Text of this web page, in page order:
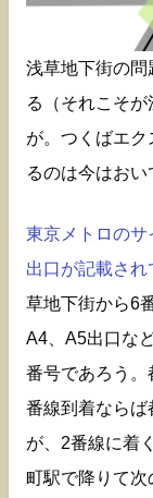
浅草地下街の問
る（それこそ
が。つくばエ
るのは今はおい
東京メトロのサ
出口が記載され
草地下街から6
A4、A5出口な
番号であろう。
番線到着なら
が、2番線に着
町駅で降りて次